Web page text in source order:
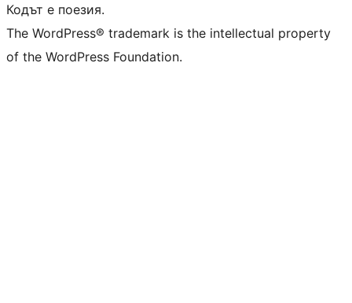
Кодът е поезия.
The WordPress® trademark is the intellectual property
of the WordPress Foundation.